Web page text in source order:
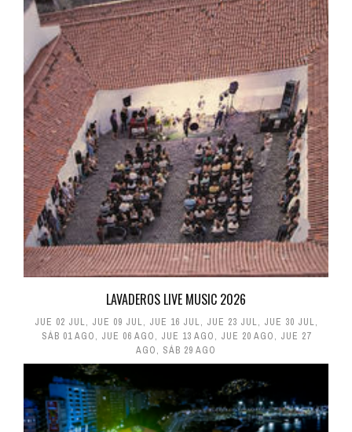
LAVADEROS LIVE MUSIC 2026
JUE 02 JUL, JUE 09 JUL, JUE 16 JUL, JUE 23 JUL, JUE 30 JUL,
SÁB 01 AGO, JUE 06 AGO, JUE 13 AGO, JUE 20 AGO, JUE 27
AGO, SÁB 29 AGO